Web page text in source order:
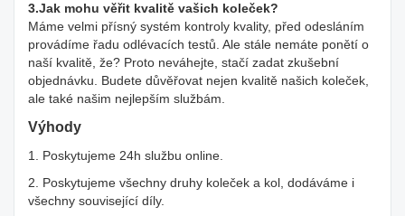
3.Jak mohu věřit kvalitě vašich koleček?
Máme velmi přísný systém kontroly kvality, před odesláním
provádíme řadu odlévacích testů. Ale stále nemáte ponětí o
naší kvalitě, že? Proto neváhejte, stačí zadat zkušební
objednávku. Budete důvěřovat nejen kvalitě našich koleček,
ale také našim nejlepším službám.
Výhody
1. Poskytujeme 24h službu online.
2. Poskytujeme všechny druhy koleček a kol, dodáváme i
všechny související díly.